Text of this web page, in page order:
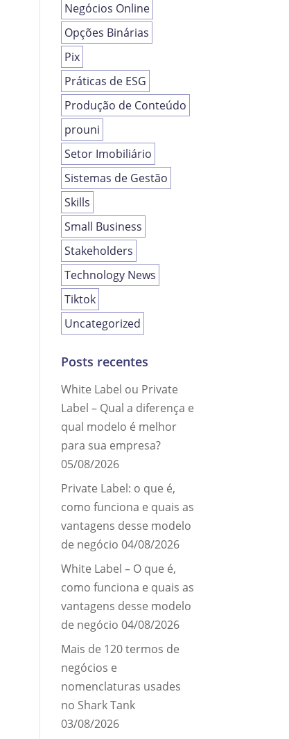
Negócios Online
Opções Binárias
Pix
Práticas de ESG
Produção de Conteúdo
prouni
Setor Imobiliário
Sistemas de Gestão
Skills
Small Business
Stakeholders
Technology News
Tiktok
Uncategorized
Posts recentes
White Label ou Private
Label – Qual a diferença e
qual modelo é melhor
para sua empresa?
05/08/2026
Private Label: o que é,
como funciona e quais as
vantagens desse modelo
de negócio 04/08/2026
White Label – O que é,
como funciona e quais as
vantagens desse modelo
de negócio 04/08/2026
Mais de 120 termos de
negócios e
nomenclaturas usades
no Shark Tank
03/08/2026